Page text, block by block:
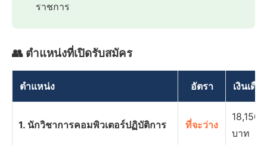
ราชการ
👥 ตำแหน่งที่เปิดรับสมัคร
ตำแหน่ง อัตรา เงินเดือ
1. นักวิชาการคอมพิวเตอร์ปฏิบัติการ ที่จะว่าง
18,150
บาท